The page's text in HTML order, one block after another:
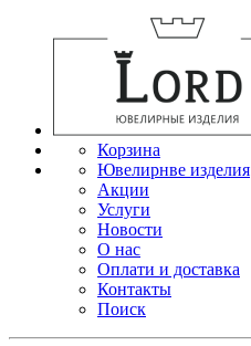
Корзина
Ювелирнве изделия
Акции
Услуги
Новости
О нас
Оплати и доставка
Контакты
Поиск